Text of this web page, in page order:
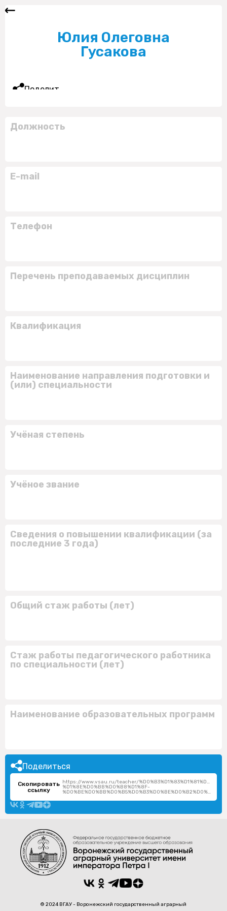
Юлия Олеговна
Гусакова
Поделиться
Должность
E-mail
Телефон
Перечень преподаваемых дисциплин
Квалификация
Наименование направления подготовки и
(или) специальности
Учёная степень
Учёное звание
Сведения о повышении квалификации (за
последние 3 года)
Общий стаж работы (лет)
Стаж работы педагогического работника
по специальности (лет)
Наименование образовательных программ
Поделиться
Скопировать
ссылку
https://www.vsau.ru/teacher/
%D1%8E%D0%BB%D0%B8%D1%8F-
%D0%BE%D0%BB%D0%B5%D0%B3%D0%BE%D0%B2%D0%BD%D0%B0/
© 2024 ВГАУ - Воронежский государственный аграрный